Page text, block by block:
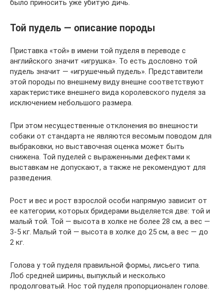
было приносить уже убитую дичь.
Той пудель — описание породы
Приставка «той» в имени той пуделя в переводе с
английского значит «игрушка». То есть дословно той
пудель значит — «игрушечный пудель». Представители
этой породы по внешнему виду внешне соответствуют
характеристике внешнего вида королевского пуделя за
исключением небольшого размера.
При этом несущественные отклонения во внешности
собаки от стандарта не являются весомым поводом для
выбраковки, но выставочная оценка может быть
снижена. Той пуделей с выраженными дефектами к
выставкам не допускают, а также не рекомендуют для
разведения.
Рост и вес и рост взрослой особи напрямую зависит от
ее категории, которых бридерами выделяется две: той и
малый той. Той — высота в холке не более 28 см, а вес —
3-5 кг. Малый той — высота в холке до 25 см, а вес — до
2 кг.
Голова у той пуделя правильной формы, лисьего типа.
Лоб средней ширины, выпуклый и несколько
продолговатый. Нос той пуделя пропорционален голове.